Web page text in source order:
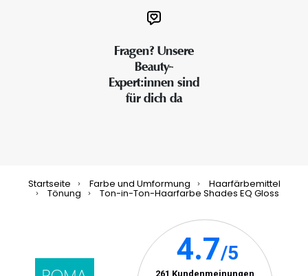
Fragen? Unsere
Beauty-
Expert:innen sind
für dich da
Startseite Farbe und Umformung Haarfärbemittel
Tönung Ton-in-Ton-Haarfarbe Shades EQ Gloss